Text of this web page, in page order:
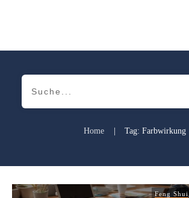
Home Tag: Farbwirkung
Feng Shui